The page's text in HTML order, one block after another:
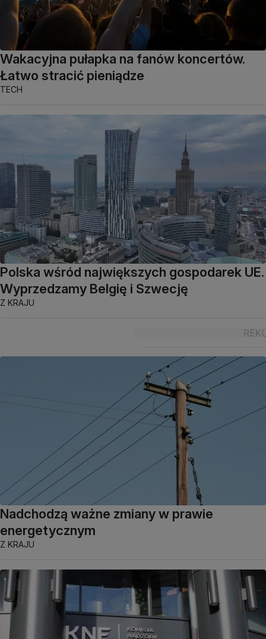
Wakacyjna pułapka na fanów koncertów.
Łatwo stracić pieniądze
TECH
Polska wśród największych gospodarek UE.
Wyprzedzamy Belgię i Szwecję
Z KRAJU
Nadchodzą ważne zmiany w prawie
energetycznym
Z KRAJU